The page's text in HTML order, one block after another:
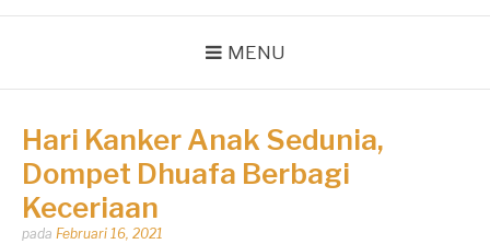
MENU
Hari Kanker Anak Sedunia,
Dompet Dhuafa Berbagi
Keceriaan
Dipos
pada Februari 16, 2021